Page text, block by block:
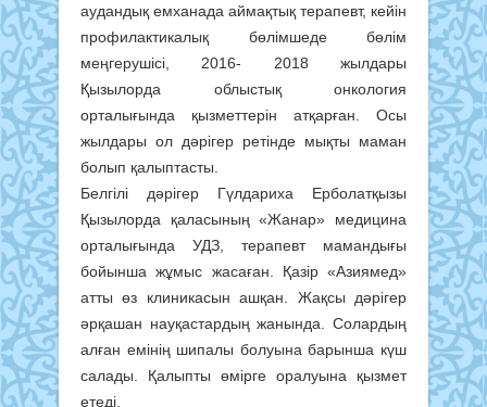
аудандық емханада аймақтық терапевт, кейін
профилактикалық бөлімшеде бөлім
меңгерушісі, 2016- 2018 жылдары
Қызылорда облыстық онкология
орталығында қызметтерін атқарған. Осы
жылдары ол дәрігер ретінде мықты маман
болып қалыптасты.
Белгілі дәрігер Гүлдариха Ерболатқызы
Қызылорда қаласының «Жанар» медицина
орталығында УДЗ, терапевт мамандығы
бойынша жұмыс жасаған. Қазір «Азиямед»
атты өз клиникасын ашқан. Жақсы дәрігер
әрқашан науқастардың жанында. Солардың
алған емінің шипалы болуына барынша күш
салады. Қалыпты өмірге оралуына қызмет
етеді.